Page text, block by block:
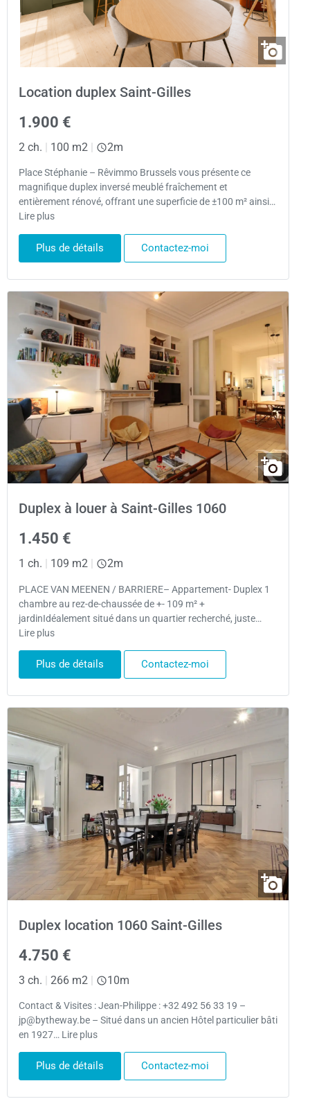
Location duplex Saint-Gilles
1.900 €
2 ch. | 100 m2 | 2m
Place Stéphanie – Rêvimmo Brussels vous présente ce
magnifique duplex inversé meublé fraîchement et
entièrement rénové, offrant une superficie de ±100 m² ainsi…
Lire plus
Plus de détails Contactez-moi
Duplex à louer à Saint-Gilles 1060
1.450 €
1 ch. 109 m2 2m
PLACE VAN MEENEN / BARRIERE– Appartement- Duplex 1
chambre au rez-de-chaussée de +- 109 m² +
jardinIdéalement situé dans un quartier recherché, juste…
Lire plus
Plus de détails Contactez-moi
Duplex location 1060 Saint-Gilles
4.750 €
3 ch. | 266 m2 | 10m
Contact & Visites : Jean-Philippe : +32 492 56 33 19 –
jp@bytheway.be – Situé dans un ancien Hôtel particulier bâti
en 1927… Lire plus
Plus de détails Contactez-moi